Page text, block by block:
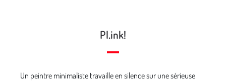
Pl.ink!
Un peintre minimaliste travaille en silence sur une sérieuse